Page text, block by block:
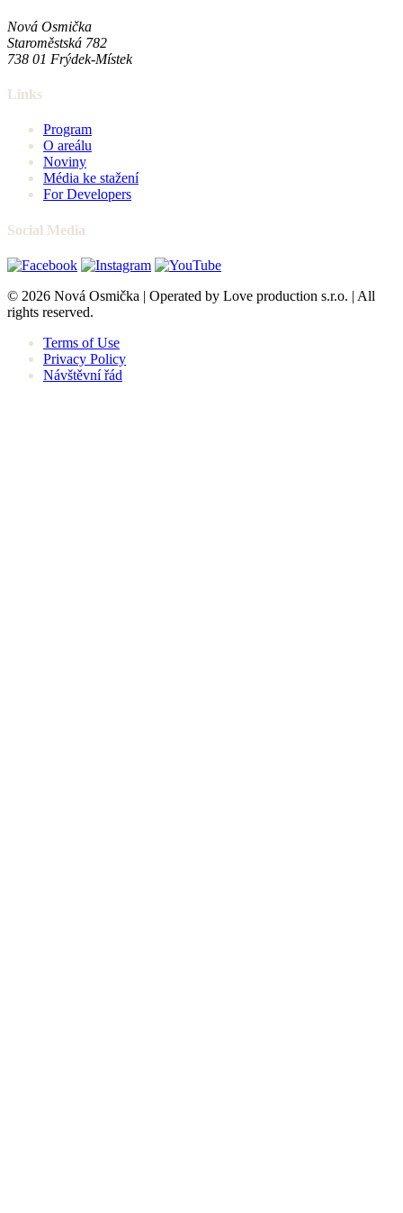
Nová Osmička
Staroměstská 782
738 01 Frýdek-Místek
Links
Program
O areálu
Noviny
Média ke stažení
For Developers
Social Media
© 2026 Nová Osmička | Operated by Love production s.r.o. | All
rights reserved.
Terms of Use
Privacy Policy
Návštěvní řád